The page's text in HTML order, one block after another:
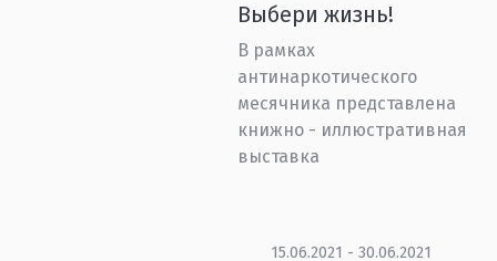
Выбери жизнь!
В рамках
антинаркотического
месячника представлена
книжно - иллюстративная
выставка
15.06.2021 - 30.06.2021